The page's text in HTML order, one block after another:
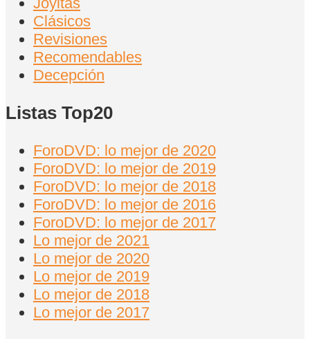
Clásicos
Revisiones
Recomendables
Decepción
Listas Top20
ForoDVD: lo mejor de 2020
ForoDVD: lo mejor de 2019
ForoDVD: lo mejor de 2018
ForoDVD: lo mejor de 2016
ForoDVD: lo mejor de 2017
Lo mejor de 2021
Lo mejor de 2020
Lo mejor de 2019
Lo mejor de 2018
Lo mejor de 2017